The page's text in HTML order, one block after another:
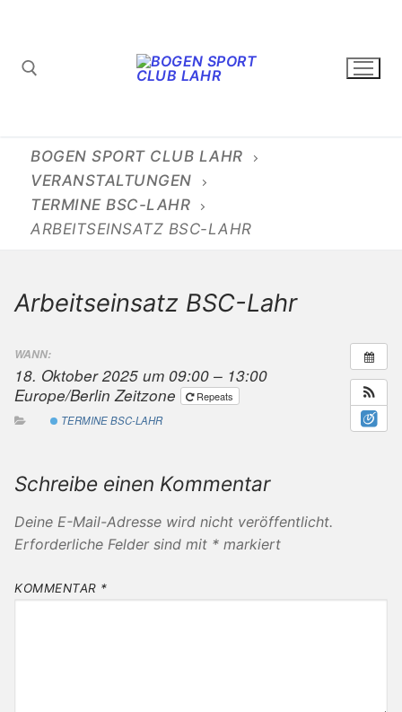
BOGEN SPORT CLUB LAHR
VERANSTALTUNGEN
TERMINE BSC-LAHR
ARBEITSEINSATZ BSC-LAHR
Arbeitseinsatz BSC-Lahr
WANN:
18. Oktober 2025 um 09:00 – 13:00
Europe/Berlin Zeitzone
Repeats
TERMINE BSC-LAHR
Schreibe einen Kommentar
Deine E-Mail-Adresse wird nicht veröffentlicht.
Erforderliche Felder sind mit * markiert
KOMMENTAR *